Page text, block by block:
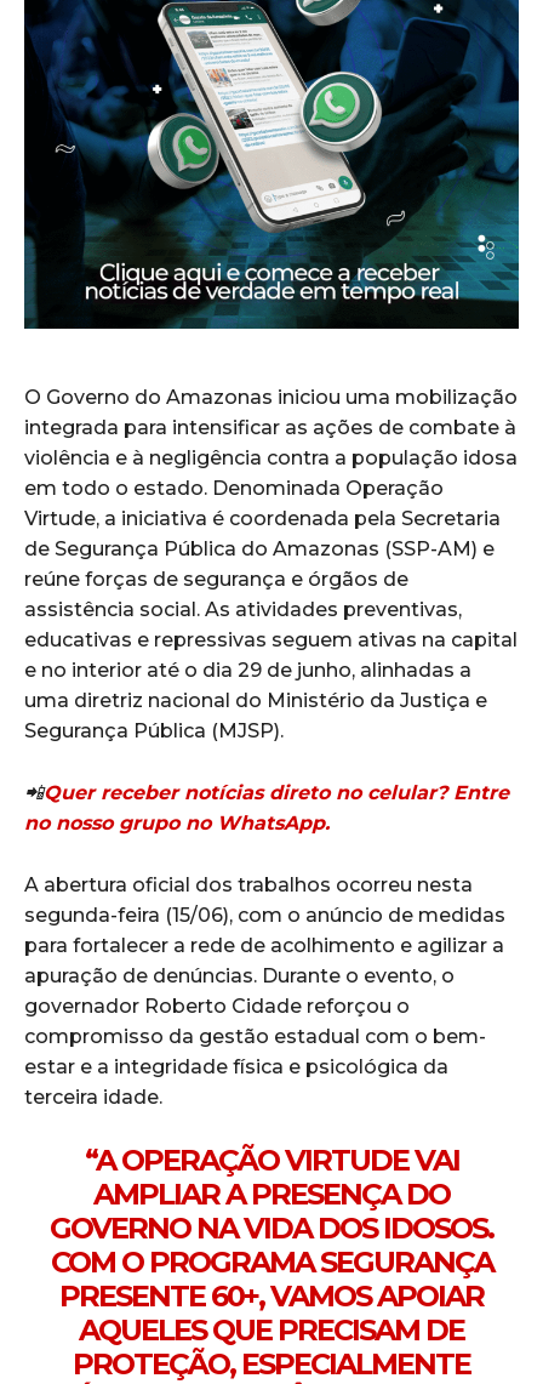
O Governo do Amazonas iniciou uma mobilização
integrada para intensificar as ações de combate à
violência e à negligência contra a população idosa
em todo o estado. Denominada Operação
Virtude, a iniciativa é coordenada pela Secretaria
de Segurança Pública do Amazonas (SSP-AM) e
reúne forças de segurança e órgãos de
assistência social. As atividades preventivas,
educativas e repressivas seguem ativas na capital
e no interior até o dia 29 de junho, alinhadas a
uma diretriz nacional do Ministério da Justiça e
Segurança Pública (MJSP).
📲Quer receber notícias direto no celular? Entre
no nosso grupo no WhatsApp.
A abertura oficial dos trabalhos ocorreu nesta
segunda-feira (15/06), com o anúncio de medidas
para fortalecer a rede de acolhimento e agilizar a
apuração de denúncias. Durante o evento, o
governador Roberto Cidade reforçou o
compromisso da gestão estadual com o bem-
estar e a integridade física e psicológica da
terceira idade.
“A OPERAÇÃO VIRTUDE VAI
AMPLIAR A PRESENÇA DO
GOVERNO NA VIDA DOS IDOSOS.
COM O PROGRAMA SEGURANÇA
PRESENTE 60+, VAMOS APOIAR
AQUELES QUE PRECISAM DE
PROTEÇÃO, ESPECIALMENTE